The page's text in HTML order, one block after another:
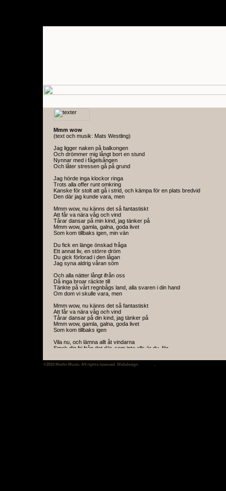
Mmm wow
(text och musik: Mats Westling)
Jag ligger naken på balkongen
Och drömmer mig långt bort en stund
Nynnar med i fågelsången
Och låter stressen gå på grund
Jag hörde inga klockor ringa
Trots alla offer runt omkring
Kanske för stolt att gå i strid, och kämpa för en plats bredvid
Den där jag kunde vara, men
Mmm wow, nu känns det så fantastiskt
Att får va nära våg och vind
Tårar dansar på min kind, jag tänker på
Mmm wow, gamla, galna, goda livet
Som kom tillbaks igen, min vän
Du fick en länge önskad fråga
Ett annat liv, en större dröm
Du gick förlorad i den lågan
Jag syna aldrig våran söm
Och alla nätter långt ifrån oss
Då inga broar räckte till
Tänkte på vårt regnbågs land, alla svaren i din hand
Om dom vi skulle vara, men
Mmm wow, nu känns det så fantastiskt
Att får va nära våg och vind
Tårar dansar på din kind, jag tänker på
Mmm wow, gamla, galna, goda livet
Som kom tillbaks igen
Vila nu, och lämna allt åt vindarna
Smek dig fri från det där, som inte alls är du, för
Mmm wow, då känns det så fantastiskt
Att får va nära våg och vind
©2010 Merlin Music. All rights reserved. Webdesign .